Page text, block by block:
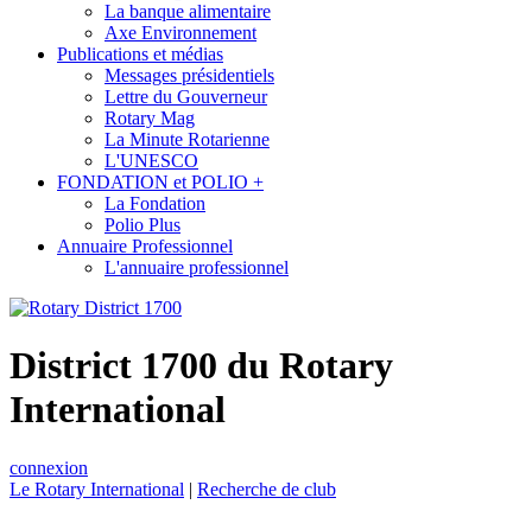
La banque alimentaire
Axe Environnement
Publications et médias
Messages présidentiels
Lettre du Gouverneur
Rotary Mag
La Minute Rotarienne
L'UNESCO
FONDATION et POLIO +
La Fondation
Polio Plus
Annuaire Professionnel
L'annuaire professionnel
District 1700 du Rotary
International
connexion
Le Rotary International | Recherche de club